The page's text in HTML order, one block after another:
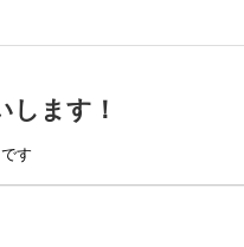
します！
す